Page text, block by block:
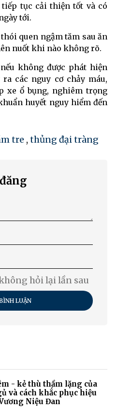
tục cải thiện tốt và có
tới.
quen ngậm tăm sau ăn
nuốt khi nào không rõ.
không được phát hiện
các nguy cơ chảy máu,
xe ổ bụng, nghiêm trọng
huyết nguy hiểm đến
tre , thủng đại tràng
hỏi lại lần sau
LUẬN
- kẻ thù thầm lặng của
và cách khắc phục hiệu
Niệu Đan